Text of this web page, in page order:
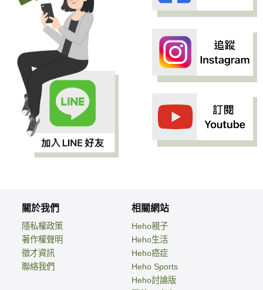
關於我們
隱私權政策
著作權聲明
徵才資訊
聯絡我們
相關網站
Heho親子
Heho生活
Heho癌症
Heho Sports
Heho討論版